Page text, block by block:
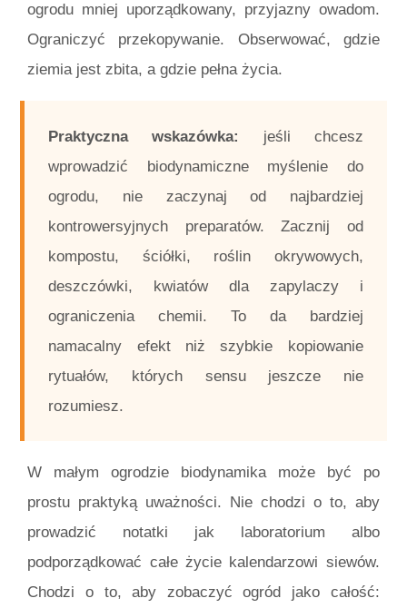
ogrodu mniej uporządkowany, przyjazny owadom.
Ograniczyć przekopywanie. Obserwować, gdzie
ziemia jest zbita, a gdzie pełna życia.
Praktyczna wskazówka:
jeśli chcesz
wprowadzić biodynamiczne myślenie do
ogrodu, nie zaczynaj od najbardziej
kontrowersyjnych preparatów. Zacznij od
kompostu, ściółki, roślin okrywowych,
deszczówki, kwiatów dla zapylaczy i
ograniczenia chemii. To da bardziej
namacalny efekt niż szybkie kopiowanie
rytuałów, których sensu jeszcze nie
rozumiesz.
W małym ogrodzie biodynamika może być po
prostu praktyką uważności. Nie chodzi o to, aby
prowadzić notatki jak laboratorium albo
podporządkować całe życie kalendarzowi siewów.
Chodzi o to, aby zobaczyć ogród jako całość: